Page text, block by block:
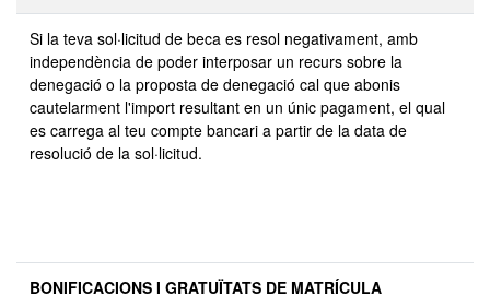
Si la teva sol·licitud de beca es resol negativament, amb
independència de poder interposar un recurs sobre la
denegació o la proposta de denegació cal que abonis
cautelarment l'import resultant en un únic pagament, el qual
es carrega al teu compte bancari a partir de la data de
resolució de la sol·licitud.
BONIFICACIONS I GRATUÏTATS DE MATRÍCULA